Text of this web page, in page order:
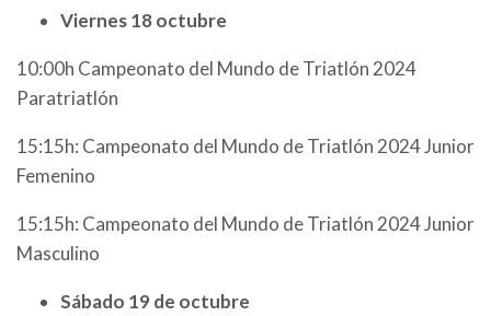
Viernes 18 octubre
10:00h Campeonato del Mundo de Triatlón 2024
Paratriatlón
15:15h: Campeonato del Mundo de Triatlón 2024 Junior
Femenino
15:15h: Campeonato del Mundo de Triatlón 2024 Junior
Masculino
Sábado 19 de octubre